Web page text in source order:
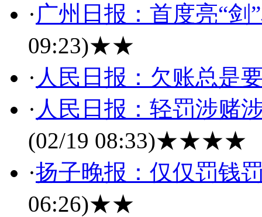
·广州日报：首度亮“剑
09:23)★★
· 人民日报：欠账总是
· 人民日报：轻罚涉赌
(02/19 08:33)★★★★
·扬子晚报：仅仅罚钱
06:26)★★